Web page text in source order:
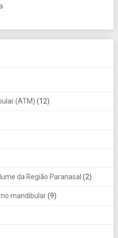
(ATM) (12)
da Região Paranasal (2)
mandibular(9)